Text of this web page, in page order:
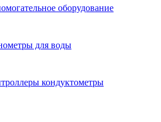
оборудование
для воды
кондуктометры